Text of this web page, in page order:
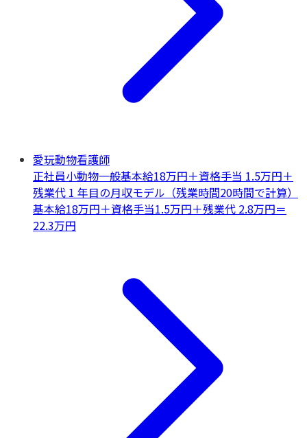
愛玩動物看護師
正社員小動物一般基本給18万円＋資格手当 1.5万円＋
残業代 1 年目の月収モデル（残業時間20時間で計算）
基本給18万円＋資格手当1.5万円＋残業代 2.8万円＝
22.3万円